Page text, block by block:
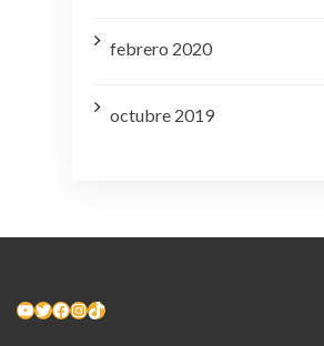
febrero 2020
octubre 2019
YouTube Twitter Facebook InstagramTikTok